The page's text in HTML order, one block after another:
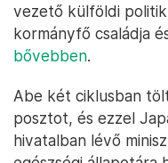
vezető külföldi
kormányfő családja
bővebben.
Abe két ciklusban
posztot, és ezzel
hivatalban lévő